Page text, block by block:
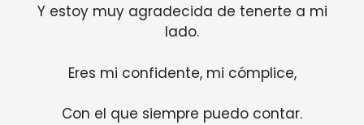
Y estoy muy agradecida de tenerte a mi
lado.
Eres mi confidente, mi cómplice,
Con el que siempre puedo contar.